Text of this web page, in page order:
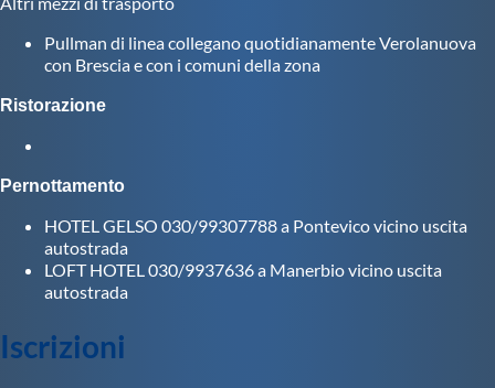
Pullman di linea collegano quotidianamente Verolanuova
con Brescia e con i comuni della zona
Ristorazione
Pernottamento
HOTEL GELSO 030/99307788 a Pontevico vicino uscita
autostrada
LOFT HOTEL 030/9937636 a Manerbio vicino uscita
autostrada
Iscrizioni